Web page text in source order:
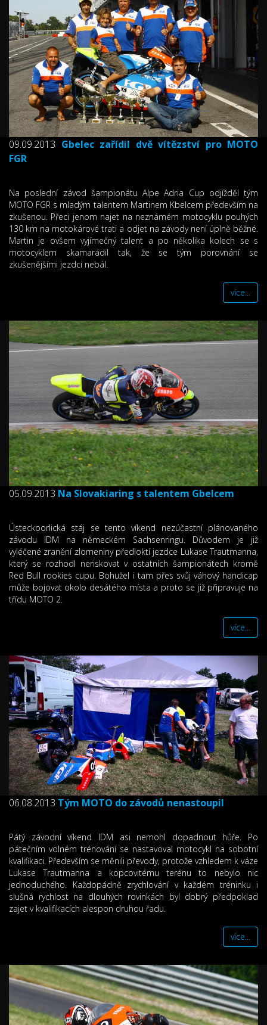
09.09.2013 Gbelec zařídil dvě vítězství pro MOTO
FGR
Na poslední závod šampionátu Alpe Adria Cup odjížděl tým
MOTO FGR s mladým talentem Martinem Kbelcem především na
zkušenou. Přeci jenom najet na neznámém motocyklu pouhých
130 km na motokárové trati a odjet na závody není úplně běžné.
Martin je ovšem vyjímečný talent a po několika kolech se s
motocyklem skamarádil tak, že se tým porovnání se
zkušenějšími jezdci nebál.
více...
05.09.2013 Na Slovakiaring s talentem Gbelcem
Ústeckoorlická stáj se tento víkend nezúčastní plánovaného
závodu IDM na německém Sachsenringu. Důvodem je již
vyléčené zranění zlomeniny předloktí jezdce Lukase Trautmanna,
který se rozhodl neriskovat v ostatních šampionátech kromě
Red Bull rookies cupu. Bohužel i tam přes svůj váhový handicap
může bojovat okolo desátého místa a proto se již připravuje na
třídu MOTO 2.
více...
06.08.2013 Tým MOTO do závodů nenastoupil
Pátý závodní víkend IDM asi nemohl dopadnout hůře. Po
pátečním volném trénování se nastavoval motocykl na sobotní
kvalifikaci. Především se měnili převody, protože vzhledem k váze
Lukase Trautmanna a kopcovitému terénu to nebylo nic
jednoduchého. Každopádně zrychlování v každém tréninku i
slušná rychlost na dlouhých rovinkách byl dobrý předpoklad
zajet v kvalifikacích alespon druhou řadu.
více...